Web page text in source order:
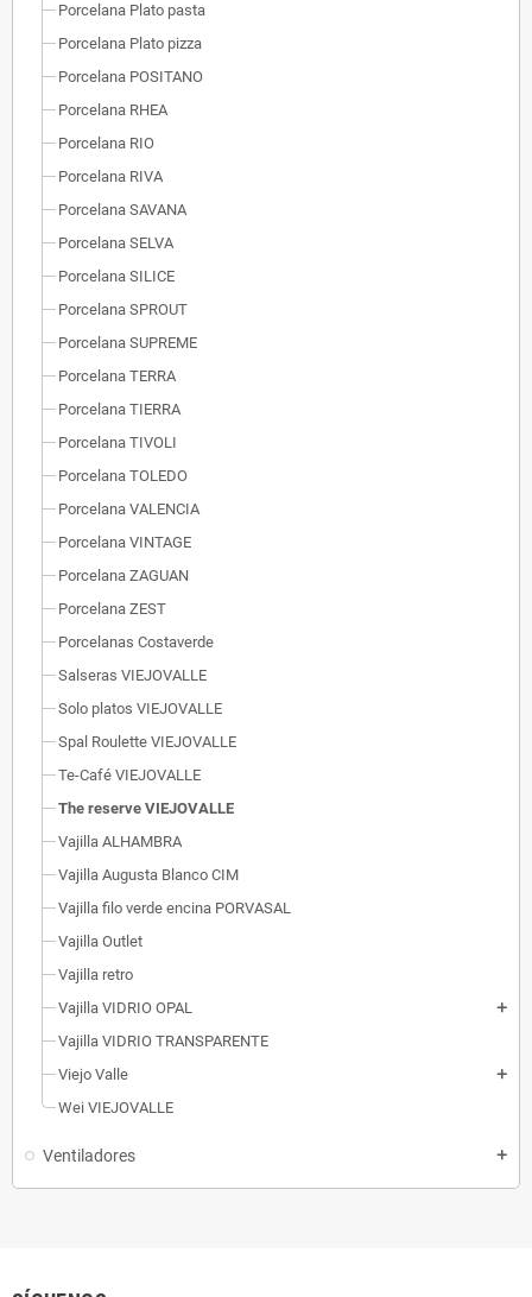
Porcelana Plato pasta
Porcelana Plato pizza
Porcelana POSITANO
Porcelana RHEA
Porcelana RIO
Porcelana RIVA
Porcelana SAVANA
Porcelana SELVA
Porcelana SILICE
Porcelana SPROUT
Porcelana SUPREME
Porcelana TERRA
Porcelana TIERRA
Porcelana TIVOLI
Porcelana TOLEDO
Porcelana VALENCIA
Porcelana VINTAGE
Porcelana ZAGUAN
Porcelana ZEST
Porcelanas Costaverde
Salseras VIEJOVALLE
Solo platos VIEJOVALLE
Spal Roulette VIEJOVALLE
Te-Café VIEJOVALLE
The reserve VIEJOVALLE
Vajilla ALHAMBRA
Vajilla Augusta Blanco CIM
Vajilla filo verde encina PORVASAL
Vajilla Outlet
Vajilla retro
Vajilla VIDRIO OPAL
add
Vajilla VIDRIO TRANSPARENTE
Viejo Valle
add
Wei VIEJOVALLE
Ventiladores add